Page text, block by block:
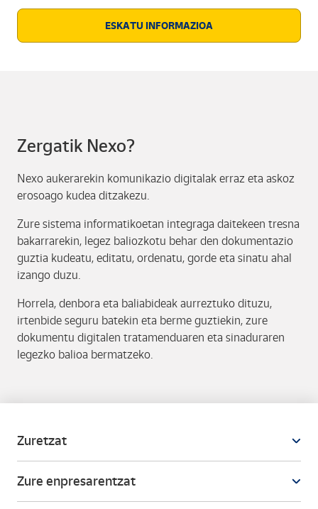
ESKATU INFORMAZIOA
Zergatik Nexo?
Nexo aukerarekin komunikazio digitalak erraz eta askoz
erosoago kudea ditzakezu.
Zure sistema informatikoetan integraga daitekeen tresna
bakarrarekin, legez baliozkotu behar den dokumentazio
guztia kudeatu, editatu, ordenatu, gorde eta sinatu ahal
izango duzu.
Horrela, denbora eta baliabideak aurreztuko dituzu,
irtenbide seguru batekin eta berme guztiekin, zure
dokumentu digitalen tratamenduaren eta sinaduraren
legezko balioa bermatzeko.
Zuretzat
Zure enpresarentzat